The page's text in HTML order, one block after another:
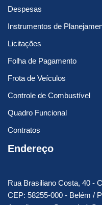
Despesas
Instrumentos de
Licitações
Folha de Pagamento
Frota de Veículos
Controle de Combustível
Quadro Funcional
Contratos
Endereço
Rua Brasiliano Costa, 40 -
CEP: 58255-000 - Belém /